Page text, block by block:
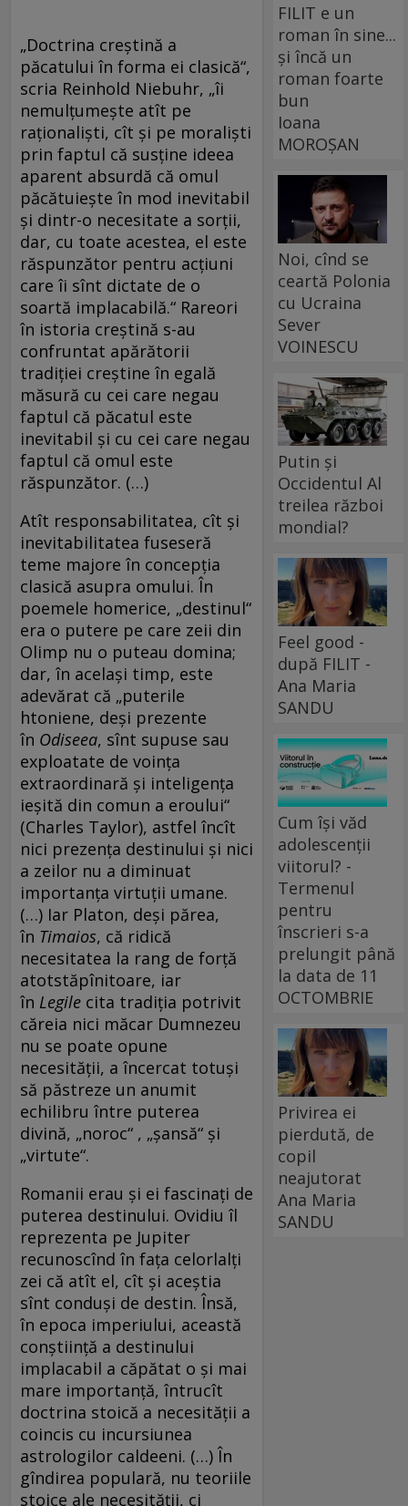
„Doctrina creştină a
păcatului în forma ei clasică“,
scria Reinhold Niebuhr, „îi
nemulţumeşte atît pe
raţionalişti, cît şi pe moralişti
prin faptul că susţine ideea
aparent absurdă că omul
păcătuieşte în mod inevitabil
şi dintr-o necesitate a sorţii,
dar, cu toate acestea, el este
răspunzător pentru acţiuni
care îi sînt dictate de o
soartă implacabilă.“ Rareori
în istoria creştină s-au
confruntat apărătorii
tradiţiei creştine în egală
măsură cu cei care negau
faptul că păcatul este
inevitabil şi cu cei care negau
faptul că omul este
răspunzător. (…)
Atît responsabilitatea, cît şi
inevitabilitatea fuseseră
teme majore în concepţia
clasică asupra omului. În
poemele homerice, „destinul“
era o putere pe care zeii din
Olimp nu o puteau domina;
dar, în acelaşi timp, este
adevărat că „puterile
htoniene, deşi prezente
în Odiseea, sînt supuse sau
exploatate de voinţa
extraordinară şi inteligenţa
ieşită din comun a eroului“
(Charles Taylor), astfel încît
nici prezenţa destinului şi nici
a zeilor nu a diminuat
importanţa virtuţii umane.
(…) Iar Platon, deşi părea,
în Timaios, că ridică
necesitatea la rang de forţă
atotstăpînitoare, iar
în Legile cita tradiţia potrivit
căreia nici măcar Dumnezeu
nu se poate opune
necesităţii, a încercat totuşi
să păstreze un anumit
echilibru între puterea
divină, „noroc“ , „şansă“ şi
„virtute“.
Romanii erau şi ei fascinaţi de
puterea destinului. Ovidiu îl
reprezenta pe Jupiter
recunoscînd în faţa celorlalţi
zei că atît el, cît şi aceştia
sînt conduşi de destin. Însă,
în epoca imperiului, această
conştiinţă a destinului
implacabil a căpătat o şi mai
mare importanţă, întrucît
doctrina stoică a necesităţii a
coincis cu incursiunea
astrologilor caldeeni. (…) În
gîndirea populară, nu teoriile
stoice ale necesităţii, ci
FILIT e un
roman în sine...
și încă un
roman foarte
bun
Ioana
MOROȘAN
Noi, cînd se
ceartă Polonia
cu Ucraina
Sever
VOINESCU
Putin și
Occidentul Al
treilea război
mondial?
Feel good -
după FILIT -
Ana Maria
SANDU
Cum își văd
adolescenții
viitorul? -
Termenul
pentru
înscrieri s-a
prelungit până
la data de 11
OCTOMBRIE
Privirea ei
pierdută, de
copil
neajutorat
Ana Maria
SANDU